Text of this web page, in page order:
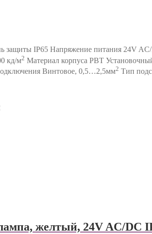
защиты IP65 Напряжение питания 24V
кд/м2 Материал корпуса PBT
Винтовое, 0,5…2,5мм2 Тип
желтый, 24V AC/DC